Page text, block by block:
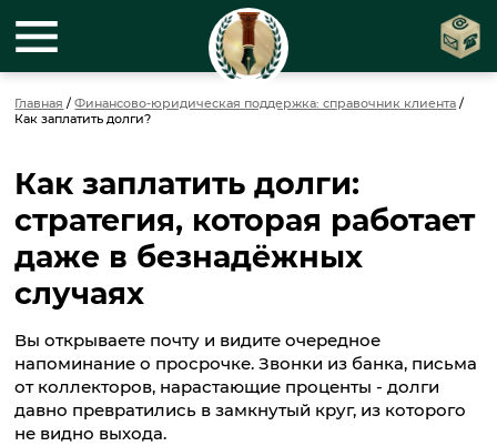
Главная /Финансово-юридическая поддержка: справочник клиента /
Как заплатить долги?
Как заплатить долги:
стратегия, которая работает
даже в безнадёжных
случаях
Вы открываете почту и видите очередное
напоминание о просрочке. Звонки из банка, письма
от коллекторов, нарастающие проценты - долги
давно превратились в замкнутый круг, из которого
не видно выхода.